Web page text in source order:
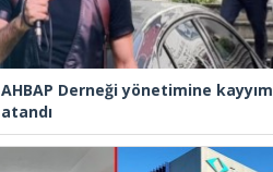
AHBAP Derneği yönetimine kayyım
atandı